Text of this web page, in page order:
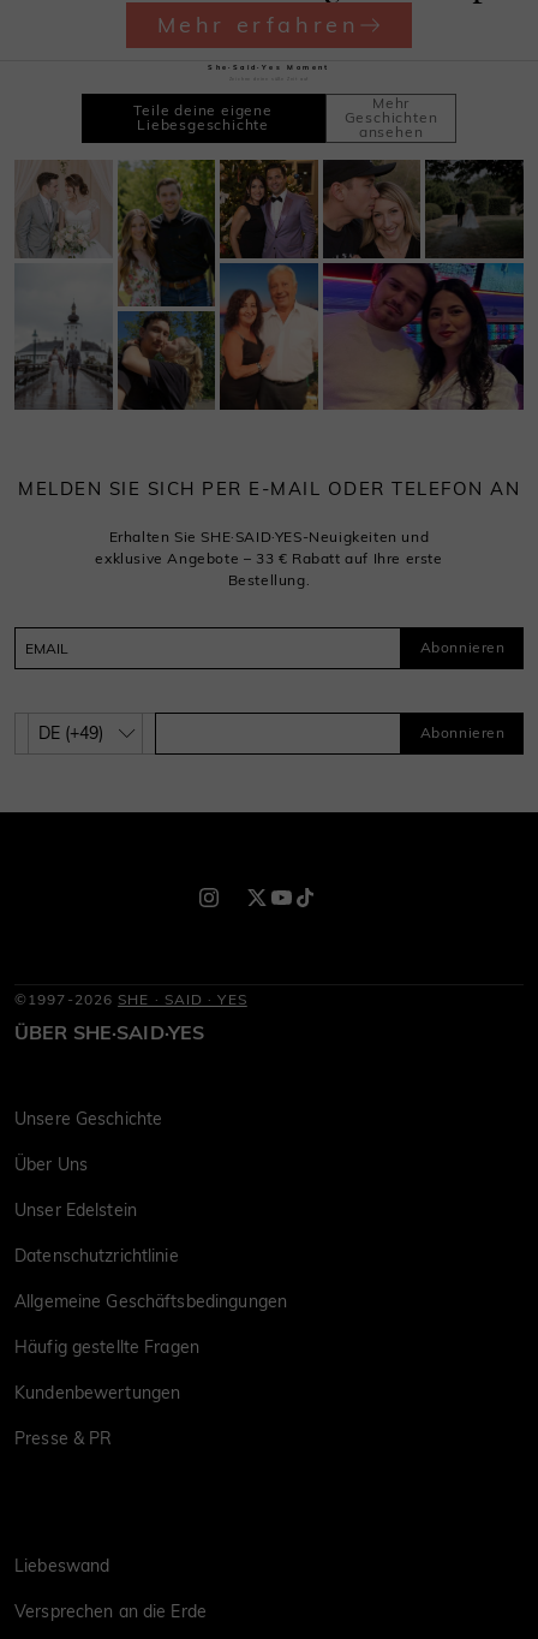
Mehr erfahren
She·Said·Yes Moment
Teile deine eigene
Liebesgeschichte
Mehr
Geschichten
ansehen
MELDEN SIE SICH PER E-MAIL ODER TELEFON AN
Erhalten Sie SHE·SAID·YES-Neuigkeiten und
exklusive Angebote – 33 € Rabatt auf Ihre erste
Bestellung.
Abonnieren
Abonnieren
©1997-2026 SHE · SAID · YES
ÜBER SHE·SAID·YES
Unsere Geschichte
Über Uns
Unser Edelstein
Datenschutzrichtlinie
Allgemeine Geschäftsbedingungen
Häufig gestellte Fragen
Kundenbewertungen
Presse & PR
Liebeswand
Versprechen an die Erde